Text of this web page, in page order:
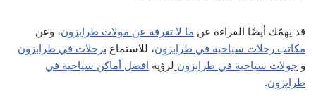
قد يهمّك أيضًا القراءة عن ما لا تعرفه عن مولات طرابزون، وعن
مكاتب رحلات سياحية في طرابزون، للاستماع برحلات في طرابزون
و جولات سياحية في طرابزون لرؤية افضل أماكن سياحية في
طرابزون.